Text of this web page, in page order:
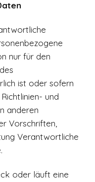
nur für den
ist oder sofern
und
anderen
Vorschriften,
Verantwortliche
oder läuft eine